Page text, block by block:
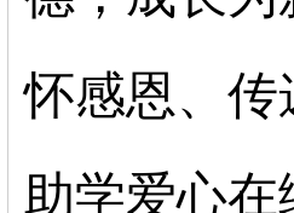
怀感恩、
助学爱心